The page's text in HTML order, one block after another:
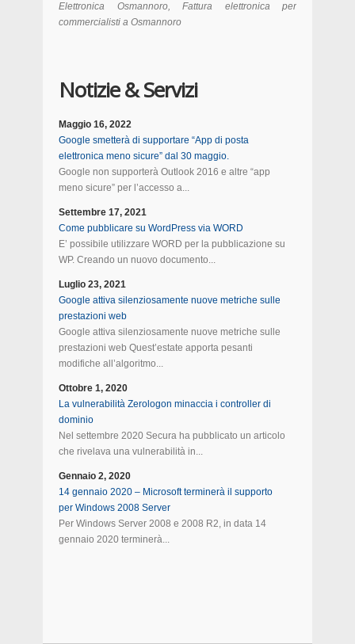
Elettronica Osmannoro, Fattura elettronica per
commercialisti a Osmannoro
Notizie & Servizi
Maggio 16, 2022
Google smetterà di supportare “App di posta
elettronica meno sicure” dal 30 maggio.
Google non supporterà Outlook 2016 e altre “app
meno sicure” per l’accesso a...
Settembre 17, 2021
Come pubblicare su WordPress via WORD
E’ possibile utilizzare WORD per la pubblicazione su
WP. Creando un nuovo documento...
Luglio 23, 2021
Google attiva silenziosamente nuove metriche sulle
prestazioni web
Google attiva silenziosamente nuove metriche sulle
prestazioni web Quest’estate apporta pesanti
modifiche all’algoritmo...
Ottobre 1, 2020
La vulnerabilità Zerologon minaccia i controller di
dominio
Nel settembre 2020 Secura ha pubblicato un articolo
che rivelava una vulnerabilità in...
Gennaio 2, 2020
14 gennaio 2020 – Microsoft terminerà il supporto
per Windows 2008 Server
Per Windows Server 2008 e 2008 R2, in data 14
gennaio 2020 terminerà...